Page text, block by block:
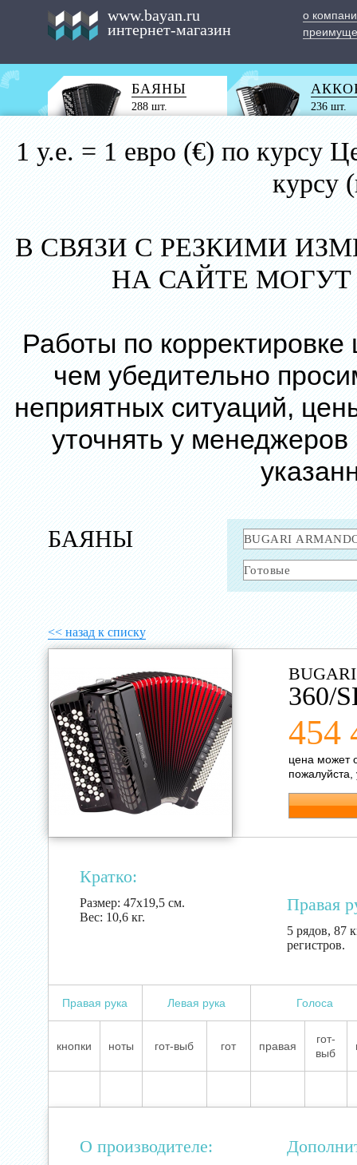
www.bayan.ru
интернет-магазин
о
БАЯНЫ
288 шт. 236 шт.
1 у.е. = 1 евро (€) по курсу
курсу
В СВЯЗИ С РЕЗКИМИ
НА САЙТЕ
Работы по
чем убедительно
неприятных ситуаций,
уточнять у
БАЯНЫ
<< назад к списку
360/
454
цена может
пожалуйста,
Кратко:
Размер: 47х19,5 см.
Вес: 10,6 кг.
Правая
5 рядов, 87
регистров.
Правая рука Левая рука Голоса
кнопки ноты гот-выб гот правая
гот-
выб
О производителе: